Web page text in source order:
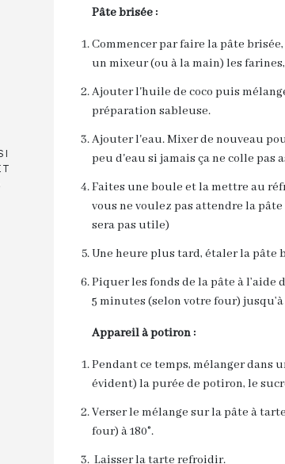
Pâte brisée :
Commencer par faire la pâte
un mixeur (ou à la main) les
Ajouter l'huile de coco puis
préparation sableuse.
Ajouter l'eau. Mixer de nouveau
peu d'eau si jamais ça ne colle pas
Faites une boule et la mettre au
vous ne voulez pas attendre la
sera pas utile)
Une heure plus tard, étaler la pâte
Piquer les fonds de la pâte à l’aide
5 minutes (selon votre four)
Appareil à potiron :
Pendant ce temps, mélanger dans
évident) la purée de potiron, le
Verser le mélange sur la pâte à
four) à 180°.
Laisser la tarte refroidir.